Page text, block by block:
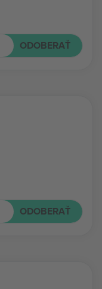
ODOBERAŤ
ODOBERAŤ